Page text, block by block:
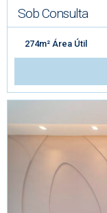
Sob Consulta
274m² Área Útil